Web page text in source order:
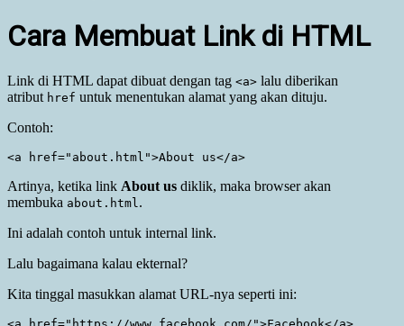
Cara Membuat Link di HTML
Link di HTML dapat dibuat dengan tag <a> lalu diberikan
atribut href untuk menentukan alamat yang akan dituju.
Contoh:
Artinya, ketika link About us diklik, maka browser akan
membuka about.html .
Ini adalah contoh untuk internal link.
Lalu bagaimana kalau ekternal?
Kita tinggal masukkan alamat URL-nya seperti ini: